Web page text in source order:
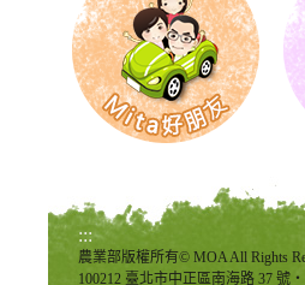
:::
農業部版權所有© MOA All Rights
100212 臺北市中正區南海路 37 號